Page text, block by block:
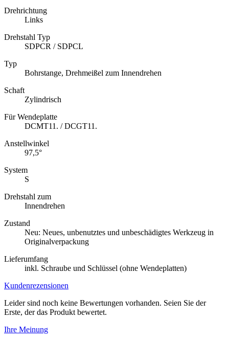
Drehrichtung
Links
Drehstahl Typ
SDPCR / SDPCL
Typ
Bohrstange, Drehmeißel zum Innendrehen
Schaft
Zylindrisch
Für Wendeplatte
DCMT11. / DCGT11.
Anstellwinkel
97,5°
System
S
Drehstahl zum
Innendrehen
Zustand
Neu: Neues, unbenutztes und unbeschädigtes Werkzeug in
Originalverpackung
Lieferumfang
inkl. Schraube und Schlüssel (ohne Wendeplatten)
Kundenrezensionen
Leider sind noch keine Bewertungen vorhanden. Seien Sie der
Erste, der das Produkt bewertet.
Ihre Meinung